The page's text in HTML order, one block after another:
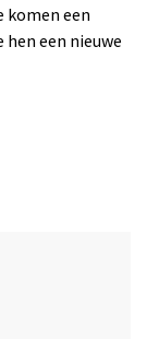
komen een
een nieuwe